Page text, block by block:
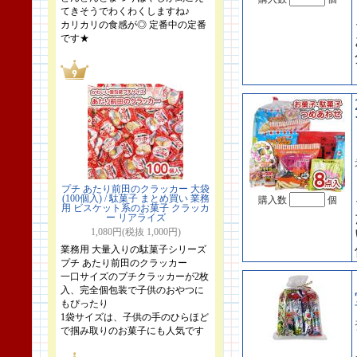
てきそうでわくわくしますね♪
カリカリの食感が◎ 定番中の定番
です★
プチ あたり前田のクラッカー 大袋
(100個入) / 駄菓子 まとめ買い 業務
用 ビスケット系のお菓子 クラッカ
ー リアライズ
1,080円(税抜 1,000円)
業務用 大量入りの駄菓子シリーズ
プチ あたり前田のクラッカー
一口サイズのプチクラッカーが2枚
入、完全個包装で子供のおやつに
もぴったり
1袋サイズは、子供の手のひらほど
で掴み取りのお菓子にも人気です
購入数 個